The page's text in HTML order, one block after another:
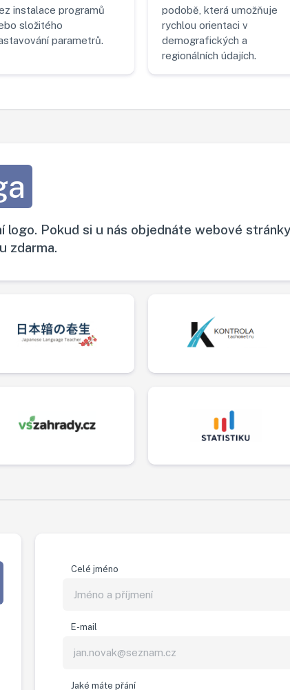
instalace programů
složitého
parametrů.
podobě, která umožňuje
rychlou orientaci v
demografických a
regionálních údajích.
logo. Pokud si u nás objednáte webové
zdarma.
Celé jméno
E-mail
Jaké máte přání